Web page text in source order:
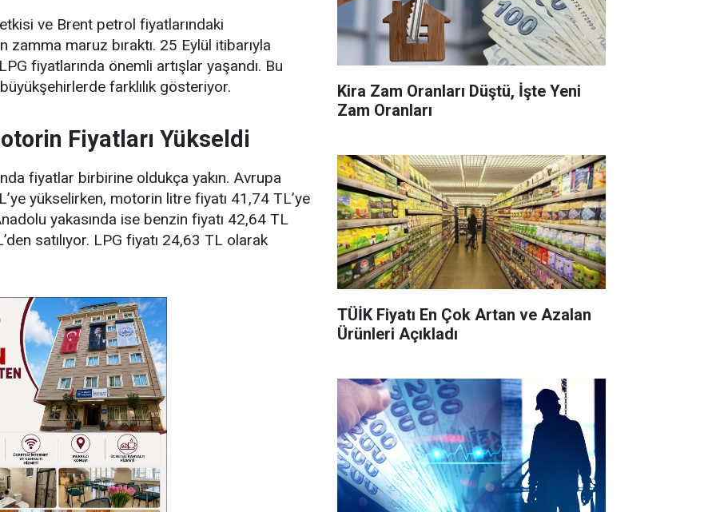
ve Brent petrol fiyatlarındaki
maruz bıraktı. 25 Eylül itibarıyla
fiyatlarında önemli artışlar yaşandı. Bu
farklılık gösteriyor.
Fiyatları Yükseldi
fiyatlar birbirine oldukça yakın. Avrupa
yükselirken, motorin litre fiyatı 41,74 TL’ye
yakasında ise benzin fiyatı 42,64 TL
satılıyor. LPG fiyatı 24,63 TL olarak
Kira Zam Oranları Düştü, İşte Yeni
Zam Oranları
TÜİK Fiyatı En Çok Artan ve Azalan
Ürünleri Açıkladı